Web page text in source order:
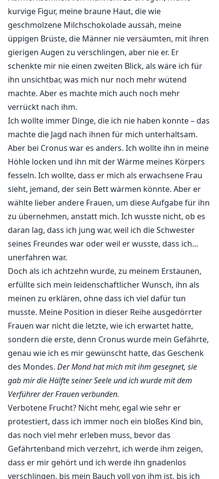
kurvige Figur, meine braune Haut, die wie
geschmolzene Milchschokolade aussah, meine
üppigen Brüste, die Männer nie versäumten, mit ihren
gierigen Augen zu verschlingen, aber nie er. Er
schenkte mir nie einen zweiten Blick, als wäre ich für
ihn unsichtbar, was mich nur noch mehr wütend
machte. Aber es machte mich auch noch mehr
verrückt nach ihm.
Ich wollte immer Dinge, die ich nie haben konnte – das
machte die Jagd nach ihnen für mich unterhaltsam.
Aber bei Cronus war es anders. Ich wollte ihn in meine
Höhle locken und ihn mit der Wärme meines Körpers
fesseln. Ich wollte, dass er mich als erwachsene Frau
sieht, jemand, der sein Bett wärmen könnte. Aber er
wählte lieber andere Frauen, um diese Aufgabe für ihn
zu übernehmen, anstatt mich. Ich wusste nicht, ob es
daran lag, dass ich jung war, weil ich die Schwester
seines Freundes war oder weil er wusste, dass ich...
unerfahren war.
Doch als ich achtzehn wurde, zu meinem Erstaunen,
erfüllte sich mein leidenschaftlicher Wunsch, ihn als
meinen zu erklären, ohne dass ich viel dafür tun
musste. Meine Position in dieser Reihe ausgedörrter
Frauen war nicht die letzte, wie ich erwartet hatte,
sondern die erste, denn Cronus wurde mein Gefährte,
genau wie ich es mir gewünscht hatte, das Geschenk
des Mondes. Der Mond hat mich mit ihm gesegnet, sie
gab mir die Hälfte seiner Seele und ich wurde mit dem
Verführer der Frauen verbunden.
Verbotene Frucht? Nicht mehr, egal wie sehr er
protestiert, dass ich immer noch ein bloßes Kind bin,
das noch viel mehr erleben muss, bevor das
Gefährtenband mich verzehrt, ich werde ihm zeigen,
dass er mir gehört und ich werde ihn gnadenlos
verschlingen, bis mein Bauch voll von ihm ist, bis ich